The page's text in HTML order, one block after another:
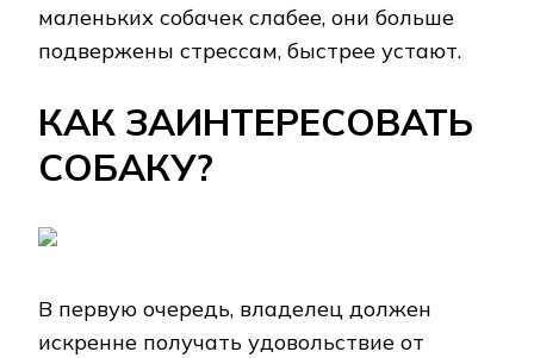
маленьких собачек слабее, они больше
подвержены стрессам, быстрее устают.
КАК ЗАИНТЕРЕСОВАТЬ
СОБАКУ?
В первую очередь, владелец должен
искренне получать удовольствие от